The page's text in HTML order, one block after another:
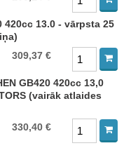
420cc 13.0 - vārpsta 25
309,37 €
GB420 420cc 13,0
(vairāk atlaides
330,40 €